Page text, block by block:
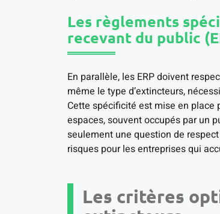
Les règlements
recevant du public
En parallèle, les ERP doivent
même le type d’extincteurs,
Cette spécificité est mise en place
espaces, souvent occupés par un
seulement une question de
risques pour les entreprises qui
Les critères